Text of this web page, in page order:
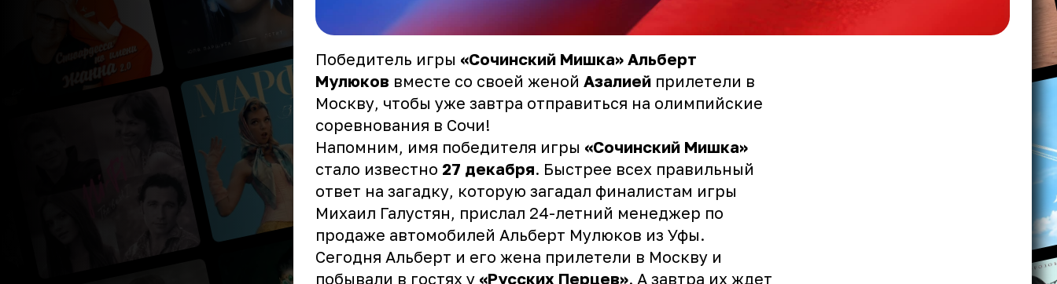
Победитель игры «Сочинский Мишка» Альберт
Мулюков вместе со своей женой Азалией прилетели в
Москву, чтобы уже завтра отправиться на олимпийские
соревнования в Сочи!
Напомним, имя победителя игры «Сочинский Мишка»
стало известно 27 декабря. Быстрее всех правильный
ответ на загадку, которую загадал финалистам игры
Михаил Галустян, прислал 24-летний менеджер по
продаже автомобилей Альберт Мулюков из Уфы.
Сегодня Альберт и его жена прилетели в Москву и
побывали в гостях у «Русских Перцев». А завтра их ждет